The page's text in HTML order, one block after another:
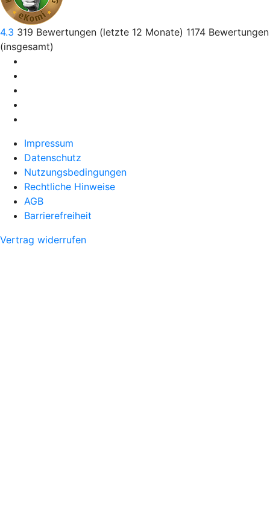
4.3 319 Bewertungen (letzte 12 Monate) 1174 Bewertungen
(insgesamt)
Impressum
Datenschutz
Nutzungsbedingungen
Rechtliche Hinweise
AGB
Barrierefreiheit
Vertrag widerrufen